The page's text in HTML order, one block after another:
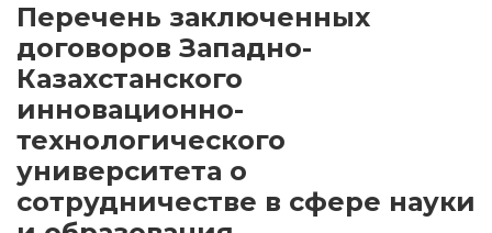
Перечень заключенных
договоров Западно-
Казахстанского
инновационно-
технологического
университета о
сотрудничестве в сфере науки